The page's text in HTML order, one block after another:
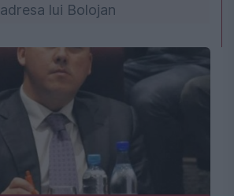
adresa lui Bolojan